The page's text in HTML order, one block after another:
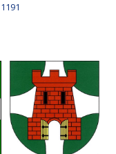
1191